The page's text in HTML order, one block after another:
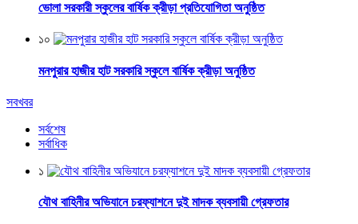
ভোলা সরকারী স্কুলের বার্ষিক ক্রীড়া প্রতিযোগিতা অনুষ্ঠিত
১০
মনপুরার হাজীর হাট সরকারি স্কুলে বার্ষিক ক্রীড়া অনুষ্ঠিত
সবখবর
সর্বশেষ
সর্বাধিক
১
যৌথ বাহিনীর অভিযানে চরফ্যাশনে দুই মাদক ব্যবসায়ী গ্রেফতার